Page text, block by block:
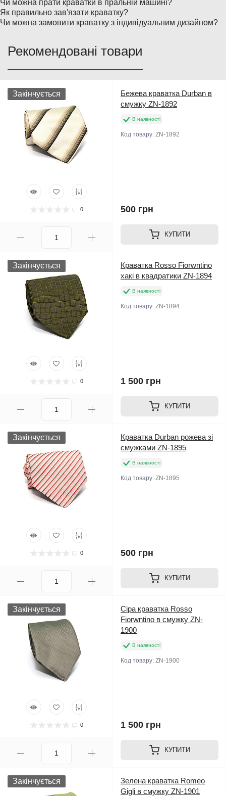
Чи можна прати краватки в пральній машині?
Як правильно зав'язати краватку?
Чи можна замовити краватку з індивідуальним дизайном?
Рекомендовані товари
Закінчується
0
Бежева краватка Durban в
смужку ZN-1892
В наявності
Код товару: ZN-1892
500 грн
КУПИТИ
Закінчується
0
Краватка Rosso Fiorwntino
хакі в квадратики ZN-1894
В наявності
Код товару: ZN-1894
1 500 грн
КУПИТИ
Закінчується
0
Краватка Durban рожева зі
смужками ZN-1895
В наявності
Код товару: ZN-1895
500 грн
КУПИТИ
Закінчується
0
Сіра краватка Rosso
Fiorwntino в смужку ZN-
1900
В наявності
Код товару: ZN-1900
1 500 грн
КУПИТИ
Закінчується
Зелена краватка Romeo
Gigli в смужку ZN-1901